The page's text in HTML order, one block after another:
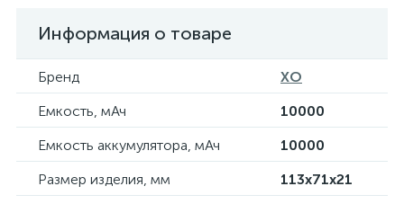
Информация о товаре
Бренд
XO
Емкость, мАч
10000
Емкость аккумулятора, мАч
10000
Размер изделия, мм
113x71x21